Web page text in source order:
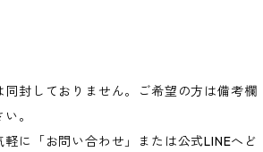
封しておりません。ご希望の方は備考欄
。
に「お問い合わせ」または公式LINEへど